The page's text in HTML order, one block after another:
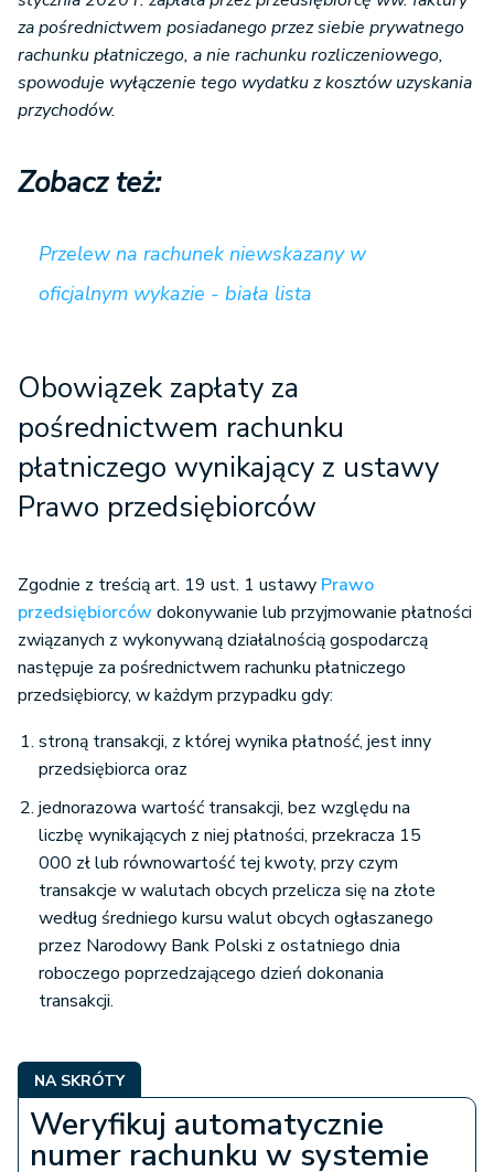
za pośrednictwem posiadanego przez siebie prywatnego
rachunku płatniczego, a nie rachunku rozliczeniowego,
spowoduje wyłączenie tego wydatku z kosztów uzyskania
przychodów.
Zobacz też:
Przelew na rachunek niewskazany w
oficjalnym wykazie - biała lista
Obowiązek zapłaty za
pośrednictwem rachunku
płatniczego wynikający z ustawy
Prawo przedsiębiorców
Zgodnie z treścią art. 19 ust. 1 ustawy Prawo
przedsiębiorców dokonywanie lub przyjmowanie płatności
związanych z wykonywaną działalnością gospodarczą
następuje za pośrednictwem rachunku płatniczego
przedsiębiorcy, w każdym przypadku gdy:
stroną transakcji, z której wynika płatność, jest inny
przedsiębiorca oraz
jednorazowa wartość transakcji, bez względu na
liczbę wynikających z niej płatności, przekracza 15
000 zł lub równowartość tej kwoty, przy czym
transakcje w walutach obcych przelicza się na złote
według średniego kursu walut obcych ogłaszanego
przez Narodowy Bank Polski z ostatniego dnia
roboczego poprzedzającego dzień dokonania
transakcji.
NA SKRÓTY
Weryfikuj automatycznie
numer rachunku w systemie